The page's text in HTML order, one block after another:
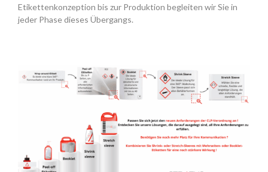
Etikettenkonzeption bis zur Produktion begleiten wir Sie in
jeder Phase dieses Übergangs.